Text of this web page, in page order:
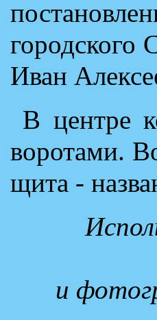
городского
Иван
В центре
воротами.
щита -
и